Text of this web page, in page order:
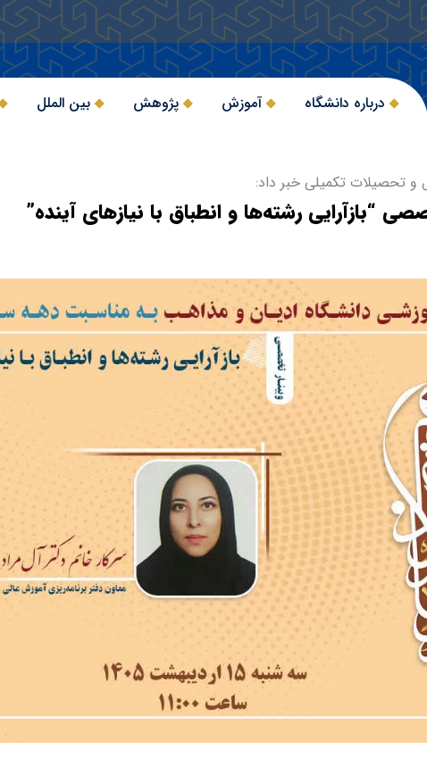
درباره دانشگاه آموزش پژوهش بین الملل
تحصیلات تکمیلی خبر داد:
“بازآرایی رشته‌ها و انطباق با نیازهای آینده”